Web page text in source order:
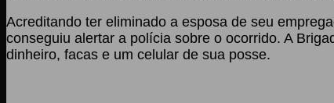
Acreditando ter eliminado a esposa de seu
conseguiu alertar a polícia sobre o ocorrido. A
dinheiro, facas e um celular de sua posse.